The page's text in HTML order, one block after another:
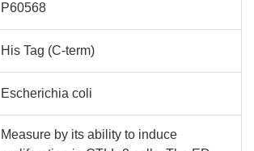
P60568
His Tag (C-term)
Escherichia coli
Measure by its ability to induce